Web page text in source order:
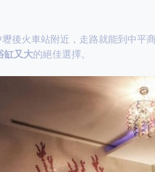
後火車站附近，走路就能到中平
缸又大的絕佳選擇。